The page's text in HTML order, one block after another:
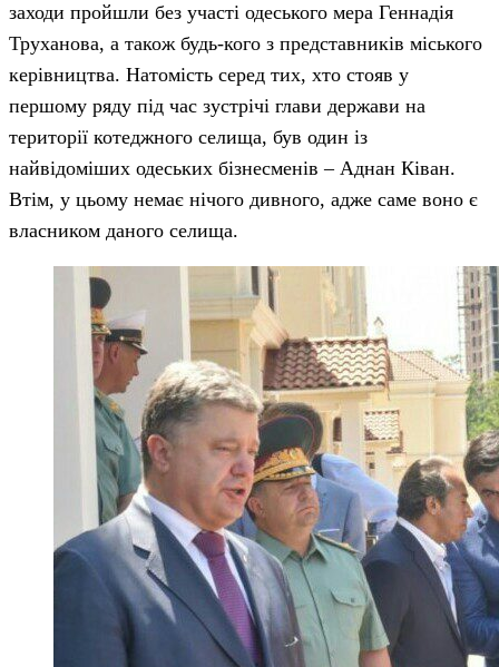
заходи пройшли без участі одеського мера Геннадія
Труханова, а також будь-кого з представників міського
керівництва. Натомість серед тих, хто стояв у
першому ряду під час зустрічі глави держави на
території котеджного селища, був один із
найвідоміших одеських бізнесменів – Аднан Ківан.
Втім, у цьому немає нічого дивного, адже саме воно є
власником даного селища.